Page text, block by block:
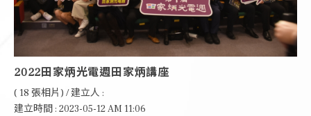
2022田家炳光電週田家炳講座
( 18 張相片) / 建立人 :
建立時間 : 2023-05-12 AM 11:06